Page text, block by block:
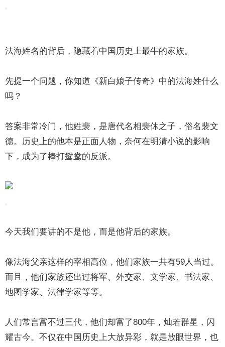
法海姓名的背后，隐藏着中国历史上最牛的家族。
先提一个问题，你知道《新白娘子传奇》中的法海姓什么
吗？
答案非常冷门，他姓裴，是唐代名相裴休之子，俗名裴文
德。历史上的他本是正面人物，奈何在明清小说的影响
下，成为了棒打鸳鸯的反派。
今天我们要讲的不是他，而是他背后的家族。
像法海父亲这样的宰相高位，他们家族一共有59人当过。
而且，他们家族还出过将军、外交家、文学家、书法家、
地图学家、法律学家等等。
人们常言富不过三代，他们却富了800年，灿若群星，闪
耀古今。不仅在中国历史上大放异彩，就是放眼世界，也